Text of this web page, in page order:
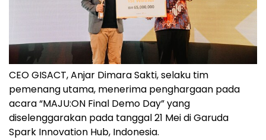
CEO GISACT, Anjar Dimara Sakti, selaku tim
pemenang utama, menerima penghargaan pada
acara “MAJU:ON Final Demo Day” yang
diselenggarakan pada tanggal 21 Mei di Garuda
Spark Innovation Hub, Indonesia.